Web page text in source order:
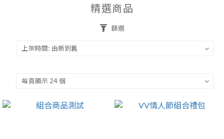
精選商品
篩選